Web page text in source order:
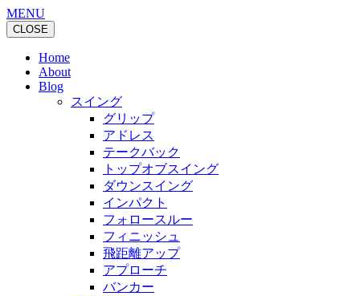
MENU
CLOSE
Home
About
Blog
スイング
グリップ
アドレス
テークバック
トップオブスイング
ダウンスイング
インパクト
フォロースルー
フィニッシュ
飛距離アップ
アプローチ
バンカー